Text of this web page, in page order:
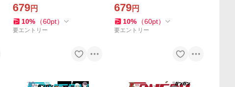
画:岸田こあら
679円
10% （60pt）
要エントリー
馬 作画:近木野中哉
679円
10% （60pt）
要エントリー